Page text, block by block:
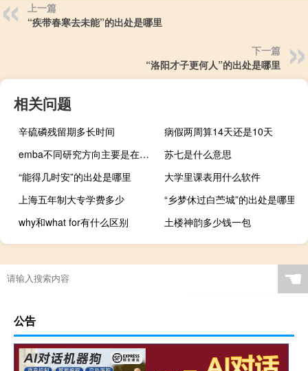
上一篇
“疾带春寒去未能”的出处是哪里
下一篇
“洛阳才子更何人”的出处是哪里
相关问题
辛硫磷残留期多长时间
病假两周算14天还是10天
emba不同研究方向主要是在哪些地方有差异
苏七是什么意思
“能得几时安”的出处是哪里
大学里课表用什么软件
上海五年制大专学费多少
“乡梦休过白苎城”的出处是哪里
why和what for有什么区别
土楼神韵多少钱一包
☚
公告